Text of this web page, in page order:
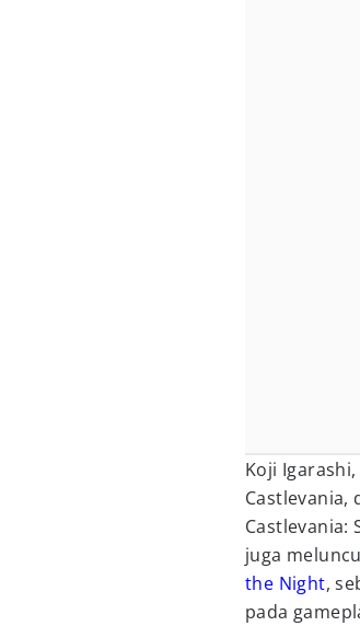
Koji
Castlevania,
Castlevania:
juga
the Night,
pada